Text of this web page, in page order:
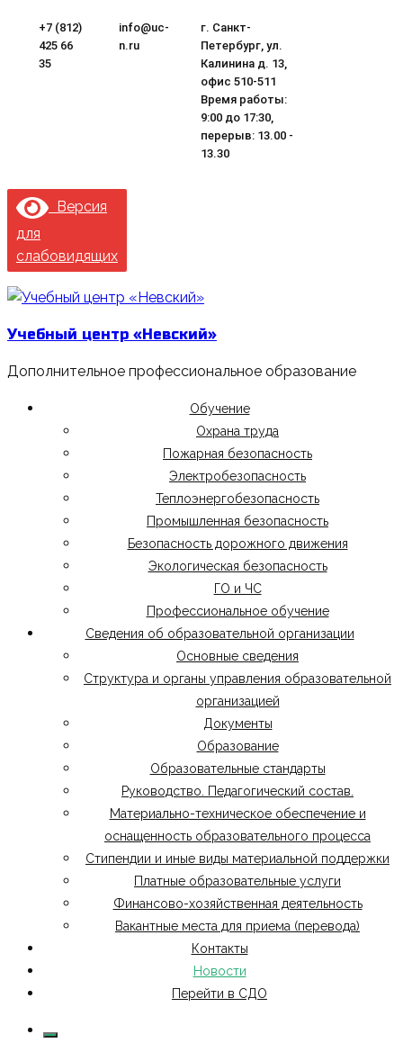
содержимому
+7 (812)
425 66
35
info@uc-
n.ru
г. Санкт-
Петербург, ул.
Калинина д. 13,
офис 510-511
Время работы:
9:00 до 17:30,
перерыв: 13.00 -
13.30
Версия
для
слабовидящих
Учебный центр «Невский»
Дополнительное профессиональное образование
Обучение
Охрана труда
Пожарная безопасность
Электробезопасность
Теплоэнергобезопасность
Промышленная безопасность
Безопасность дорожного движения
Экологическая безопасность
ГО и ЧС
Профессиональное обучение
Сведения об образовательной организации
Основные сведения
Структура и органы управления образовательной
организацией
Документы
Образование
Образовательные стандарты
Руководство. Педагогический состав.
Материально-техническое обеспечение и
оснащенность образовательного процесса
Стипендии и иные виды материальной поддержки
Платные образовательные услуги
Финансово-хозяйственная деятельность
Вакантные места для приема (перевода)
Контакты
Новости
Перейти в СДО